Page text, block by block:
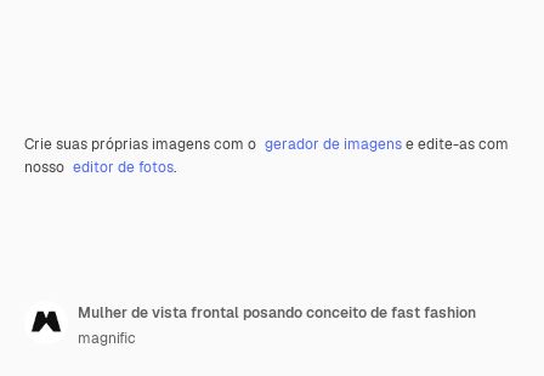
Crie suas próprias imagens com o gerador de imagense edite-as com
nosso editor de fotos.
Mulher de vista frontal posando conceito de fast fashion
magnific